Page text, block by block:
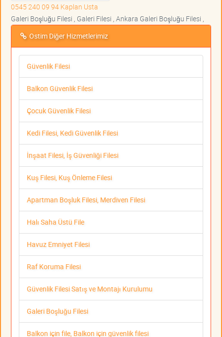
0545 240 09 94 Kaplan Usta
Galeri Boşluğu Filesi , Galeri Filesi , Ankara Galeri Boşluğu Filesi ,
Ostim Diğer Hizmetlerimiz
Güvenlik Filesi
Balkon Güvenlik Filesi
Çocuk Güvenlik Filesi
Kedi Filesi, Kedi Güvenlik Filesi
İnşaat Filesi, İş Güvenliği Filesi
Kuş Filesi, Kuş Önleme Filesi
Apartman Boşluk Filesi, Merdiven Filesi
Halı Saha Üstü File
Havuz Emniyet Filesi
Raf Koruma Filesi
Güvenlik Filesi Satış ve Montajı Kurulumu
Galeri Boşluğu Filesi
Balkon için file, Balkon için güvenlik filesi